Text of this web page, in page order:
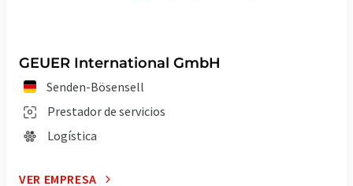
GEUER International GmbH
Senden-Bösensell
Prestador de servicios
Logística
VER EMPRESA